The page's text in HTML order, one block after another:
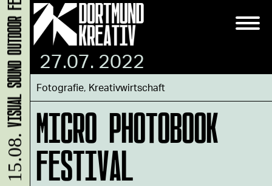
27.07. 2022
Fotografie, Kreativwirtschaft
MICRO PHOTOBOOK
FESTIVAL